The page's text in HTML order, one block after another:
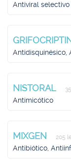
Antiviral
Antidisquinésico,
NISTORAL
Antimicótico
MIXGEN 205
Antibiótico,